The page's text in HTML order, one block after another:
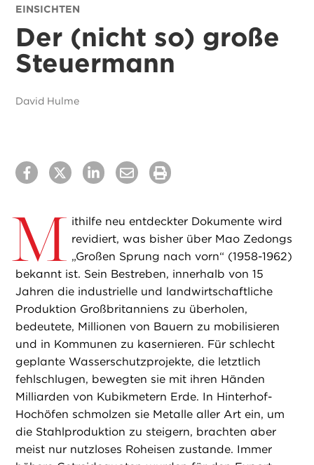
EINSICHTEN
Der (nicht so) große
Steuermann
David Hulme
M ithilfe neu entdeckter Dokumente wird
revidiert, was bisher über Mao Zedongs
„Großen Sprung nach vorn“ (1958-1962)
bekannt ist. Sein Bestreben, innerhalb von 15
Jahren die industrielle und landwirtschaftliche
Produktion Großbritanniens zu überholen,
bedeutete, Millionen von Bauern zu mobilisieren
und in Kommunen zu kasernieren. Für schlecht
geplante Wasserschutzprojekte, die letztlich
fehlschlugen, bewegten sie mit ihren Händen
Milliarden von Kubikmetern Erde. In Hinterhof-
Hochöfen schmolzen sie Metalle aller Art ein, um
die Stahlproduktion zu steigern, brachten aber
meist nur nutzloses Roheisen zustande. Immer